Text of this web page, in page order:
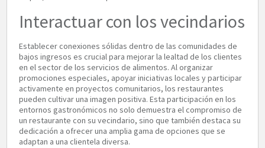
Interactuar con los vecindarios
Establecer conexiones sólidas dentro de las comunidades de
bajos ingresos es crucial para mejorar la lealtad de los clientes
en el sector de los servicios de alimentos. Al organizar
promociones especiales, apoyar iniciativas locales y participar
activamente en proyectos comunitarios, los restaurantes
pueden cultivar una imagen positiva. Esta participación en los
entornos gastronómicos no solo demuestra el compromiso de
un restaurante con su vecindario, sino que también destaca su
dedicación a ofrecer una amplia gama de opciones que se
adaptan a una clientela diversa.